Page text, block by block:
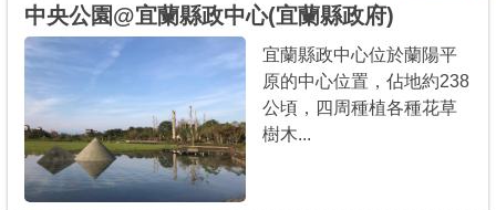
最新消息
最新留言
商家合作
中央公園@宜蘭縣政中心(宜蘭縣政府)
宜蘭縣政中心位於蘭陽平
原的中心位置，佔地約238
公頃，四周種植各種花草
樹木...